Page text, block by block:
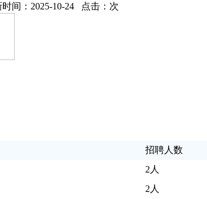
间：2025-10-24 点击： 次
招聘人数
2人
2人